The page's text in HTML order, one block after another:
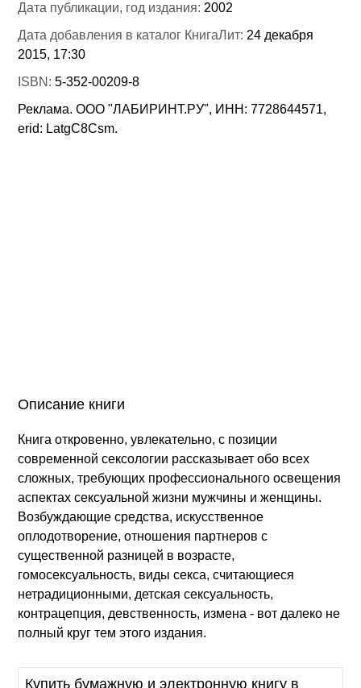
Дата публикации, год издания: 2002
Дата добавления в каталог КнигаЛит: 24 декабря
2015, 17:30
ISBN:5-352-00209-8
Реклама. ООО "ЛАБИРИНТ.РУ", ИНН: 7728644571,
erid: LatgC8Csm.
Описание книги
Книга откровенно, увлекательно, с позиции
современной сексологии рассказывает обо всех
сложных, требующих профессионального освещения
аспектах сексуальной жизни мужчины и женщины.
Возбуждающие средства, искусственное
оплодотворение, отношения партнеров с
существенной разницей в возрасте,
гомосексуальность, виды секса, считающиеся
нетрадиционными, детская сексуальность,
контрацепция, девственность, измена - вот далеко не
полный круг тем этого издания.
Купить бумажную и электронную книгу в